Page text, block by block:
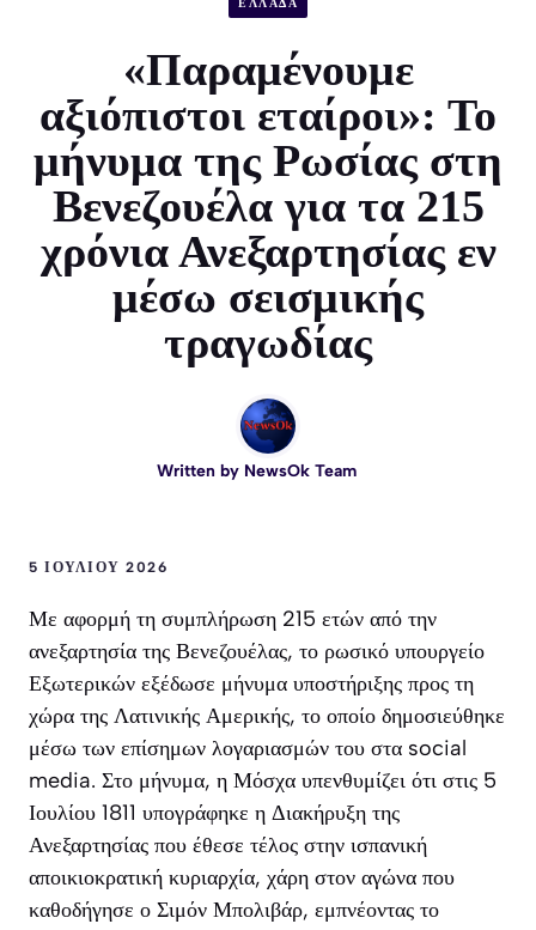
ΕΛΛΑΔΑ
«Παραμένουμε
αξιόπιστοι εταίροι»: Το
μήνυμα της Ρωσίας στη
Βενεζουέλα για τα 215
χρόνια Ανεξαρτησίας εν
μέσω σεισμικής
τραγωδίας
Written by NewsOk Team
5 ΙΟΥΛΊΟΥ 2026
Με αφορμή τη συμπλήρωση 215 ετών από την
ανεξαρτησία της Βενεζουέλας, το ρωσικό υπουργείο
Εξωτερικών εξέδωσε μήνυμα υποστήριξης προς τη
χώρα της Λατινικής Αμερικής, το οποίο δημοσιεύθηκε
μέσω των επίσημων λογαριασμών του στα social
media. Στο μήνυμα, η Μόσχα υπενθυμίζει ότι στις 5
Ιουλίου 1811 υπογράφηκε η Διακήρυξη της
Ανεξαρτησίας που έθεσε τέλος στην ισπανική
αποικιοκρατική κυριαρχία, χάρη στον αγώνα που
καθοδήγησε ο Σιμόν Μπολιβάρ, εμπνέοντας το